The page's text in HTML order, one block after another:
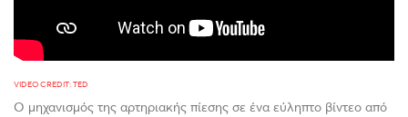
VIDEO CREDIT: TED
Ο μηχανισμός της αρτηριακής πίεσης σε ένα εύληπτο βίντεο από